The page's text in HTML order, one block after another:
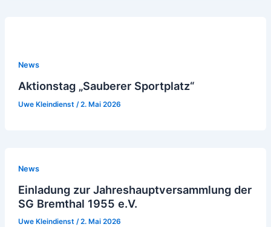
News
Aktionstag „Sauberer Sportplatz“
Uwe Kleindienst /2. Mai 2026
News
Einladung zur Jahreshauptversammlung der
SG Bremthal 1955 e.V.
Uwe Kleindienst /2. Mai 2026